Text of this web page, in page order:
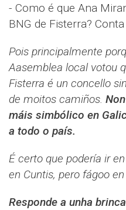
- Como é que Ana
BNG de Fisterra?
Pois principalmente
Aasemblea local votou
Fisterra é un concello
de moitos camiños.
máis simbólico en
a todo o país.
É certo que podería ir
en Cuntis, pero fágoo
Responde a unha